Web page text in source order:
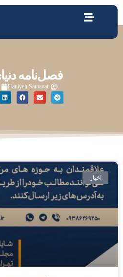
فصل‌نامه
Haniyeh Samavat
اخبار